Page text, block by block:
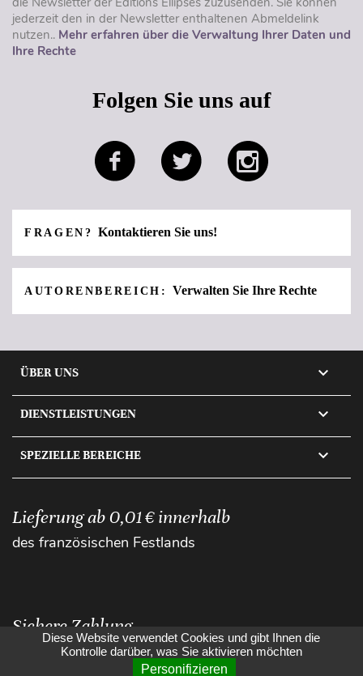
jederzeit den in der Newsletter enthaltenen Abmeldelink
nutzen.. Mehr erfahren über die Verwaltung Ihrer Daten und
Ihre Rechte
Folgen Sie uns auf
FRAGEN? Kontaktieren Sie uns!
AUTORENBEREICH: Verwalten Sie Ihre Rechte
ÜBER UNS 
DIENSTLEISTUNGEN 
SPEZIELLE BEREICHE 
Lieferung ab 0,01 € innerhalb
des französischen Festlands
Sichere Zahlung
Diese Website verwendet Cookies und gibt Ihnen die
Kontrolle darüber, was Sie aktivieren möchten
Personifizieren